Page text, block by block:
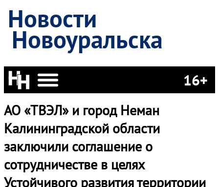
Новости
Новоуральска
16+
АО «ТВЭЛ» и город Неман
Калининградской области
заключили соглашение о
сотрудничестве в целях
Устойчивого развития территории